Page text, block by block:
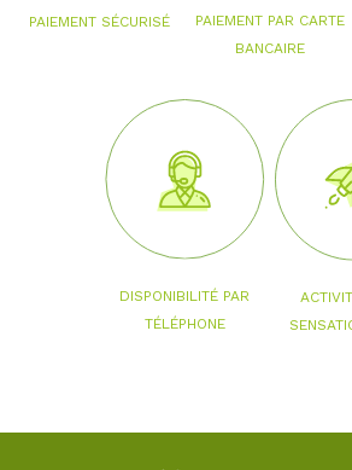
PAIEMENT SÉCURISÉ
PAIEMENT PAR CARTE
BANCAIRE
DISPONIBILITÉ PAR
TÉLÉPHONE